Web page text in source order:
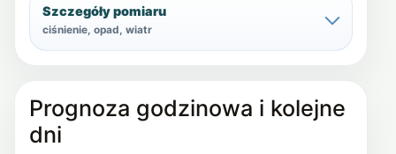
Szczegóły pomiaru
ciśnienie, opad, wiatr
Prognoza godzinowa i kolejne
dni